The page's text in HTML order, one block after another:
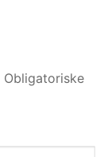
Obligatoriske